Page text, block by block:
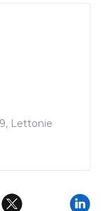
Lettonie